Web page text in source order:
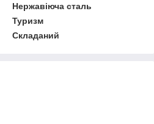
Нержавіюча сталь
Туризм
Складаний